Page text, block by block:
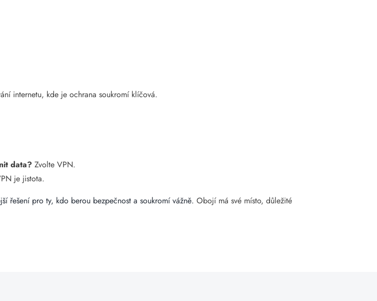
internetu, kde je ochrana soukromí klíčová.
data? Zvolte VPN.
je jistota.
řešení pro ty, kdo berou bezpečnost a soukromí vážně. Obojí má své místo, důležité